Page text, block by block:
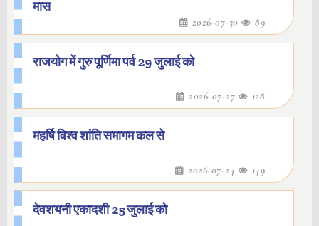
मास
2026-07-30 89
राजयोग में गुरु पूर्णिमा पर्व 29 जुलाई को
2026-07-27 128
महर्षि विश्व शांति समागम कल से
2026-07-24 149
देवशयनी एकादशी 25 जुलाई को